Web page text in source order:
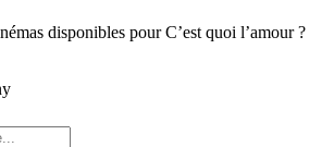
disponibles pour C’est quoi l’amour ?